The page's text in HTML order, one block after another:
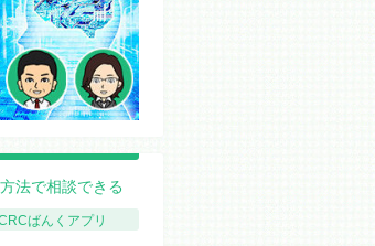
法で相談できる
ばんくアプリ